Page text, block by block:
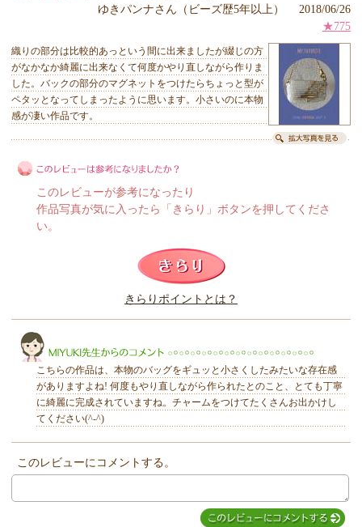
ゆきパンナさん（ビーズ歴5年以上） 2018/06/26
★775
織りの部分は比較的あっという間に出来ましたが綴じの方
がなかなか綺麗に出来なくて何度かやり直しながら作りま
した。バックの部分のマグネットをつけたらちょっと型が
ペタッとなってしまったように思います。小さいのに本物
感が凄い作品です。
このレビューは参考になりましたか？
このレビューが参考になったり
作品写真が気に入ったら「きらり」ボタンを押してくださ
い。
きらりポイントとは？
こちらの作品は、本物のバッグをギュッと小さくしたみたいな存在感
がありますよね! 何度もやり直しながら作られたとのこと、とても丁寧
に綺麗に完成されていますね。チャームをつけてたくさんお出かけし
てください(^-^)
このレビューにコメントする。